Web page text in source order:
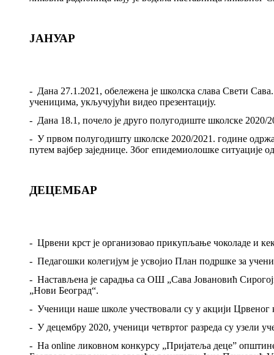
ЈАНУАР
- Дана 27.1.2021, обележена је школска слава Свети Сава
ученицима, укључујући видео презентацију.
- Дана 18.1, почело је друго полугодиште школске 2020/
- У првом полугодишту школске 2020/2021. године
путем вајбер заједнице. Због епидемиолошке ситуације
ДЕЦЕМБАР
- Црвени крст је организовао прикупљање чоколаде и
- Педагошки колегијум је усвојио План подршке за
- Настављена је сарадња са ОШ „Сава Јовановић
„Нови Београд“.
- Ученици наше школе учествовали су у акцији Црвеног
- У децембру 2020, ученици четвртог разреда су узели
- На online ликовном конкурсу „Пријатеља деце”